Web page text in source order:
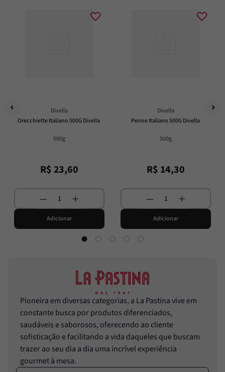
Divella
Orecchiette Italiano 500G Divella
500g
R$23,60
Adicionar
Divella
Penne Italiano 500G Divella
500g
R$ 14,30
Adicionar
Pioneira em diversas categorias, a La Pastina vive em
constante busca por produtos diferenciados,
saudáveis e saborosos, oferecendo ao cliente
sofisticação e facilitando a vida daqueles que buscam
trazer ao seu dia a dia uma incrível experiência
gourmet à mesa.